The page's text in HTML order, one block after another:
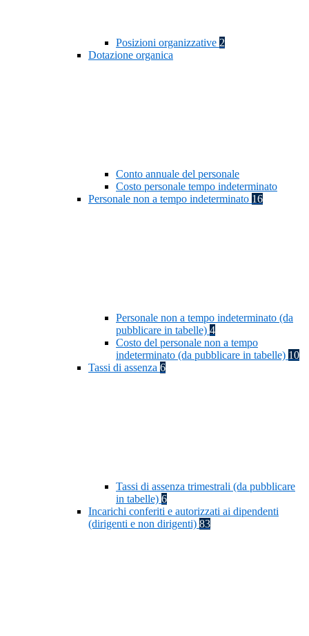
Posizioni organizzative 2
Dotazione organica
Conto annuale del personale
Costo personale tempo indeterminato
Personale non a tempo indeterminato 16
Personale non a tempo indeterminato (da
pubblicare in tabelle) 4
Costo del personale non a tempo
indeterminato (da pubblicare in tabelle) 10
Tassi di assenza 6
Tassi di assenza trimestrali (da pubblicare
in tabelle) 6
Incarichi conferiti e autorizzati ai dipendenti
(dirigenti e non dirigenti) 83